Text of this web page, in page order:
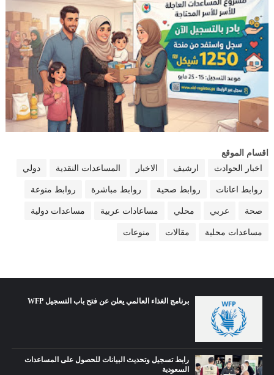
اقسام الموقع
اخبار الحوادث
ارشيف الاخبار المساعدات النقدية دولي
روابط اعانات روابط صحية روابط مباشرة روابط منوعة
صحة عربي محلي مساعادات عربية مساعدات دولية
مساعدات محلية مقالات منوعات
برنامج الغذاء العالمي يعلن عن فتح باب التسجيل WFP
رابط تسجيل وتحديث البيانات للحصول على المساعدات
السعودية